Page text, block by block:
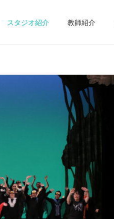
スタジオ紹介 教師紹介
詳細を見る
第44回あきた全国舞踊祭
モダンダンスコンクール